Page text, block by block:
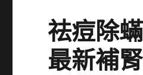
祛痘除
最新補